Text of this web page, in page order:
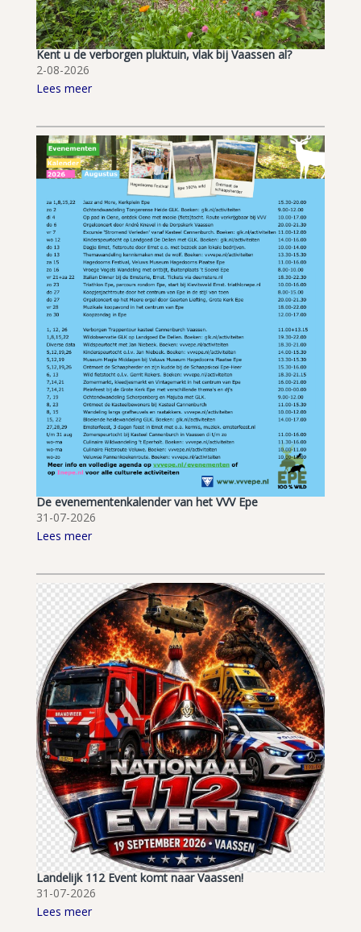
Kent u de verborgen pluktuin, vlak bij Vaassen al?
2-08-2026
Lees meer
De evenementenkalender van het VVV Epe
31-07-2026
Lees meer
Landelijk 112 Event komt naar Vaassen!
31-07-2026
Lees meer